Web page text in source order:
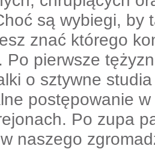
są wybiegi, by
znać którego
Po pierwsze
o sztywne
postępowanie
Po zupa
naszego